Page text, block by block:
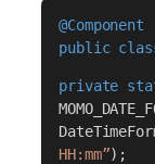
@Component
public
private
HH:mm”);